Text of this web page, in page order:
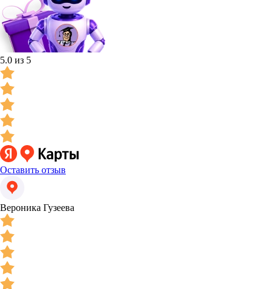
5.0 из 5
Оставить отзыв
Вероника Гузеева